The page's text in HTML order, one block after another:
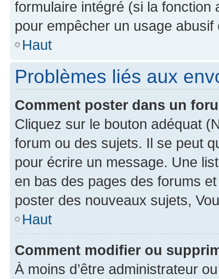
formulaire intégré (si la fonction
pour empêcher un usage
Haut
Problèmes liés aux
Comment poster dans un
Cliquez sur le bouton adéquat
forum ou des sujets. Il se peut
pour écrire un message. Une
en bas des pages des forums
poster des nouveaux sujets,
Haut
Comment modifier ou
À moins d’être administrateur